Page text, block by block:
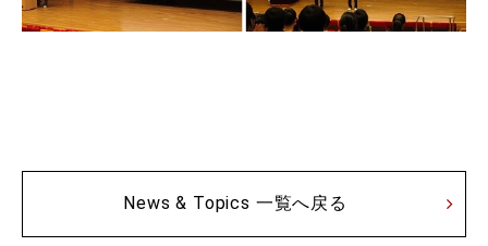
News & Topics 一覧へ戻る